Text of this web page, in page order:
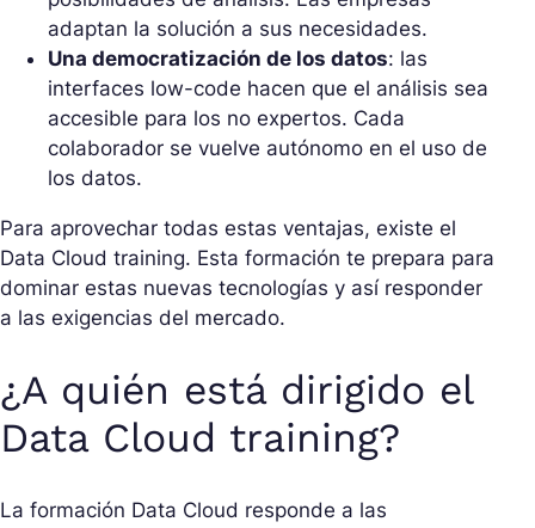
adaptan la solución a sus necesidades.
Una democratización de los datos: las
interfaces low-code hacen que el análisis sea
accesible para los no expertos. Cada
colaborador se vuelve autónomo en el uso de
los datos.
Para aprovechar todas estas ventajas, existe el
Data Cloud training. Esta formación te prepara para
dominar estas nuevas tecnologías y así responder
a las exigencias del mercado.
¿A quién está dirigido el
Data Cloud training?
La formación Data Cloud responde a las